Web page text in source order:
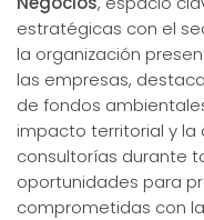
estratégicas con el
la organización
las empresas,
de fondos
impacto territorial y
consultorías durante
oportunidades para
comprometidas con